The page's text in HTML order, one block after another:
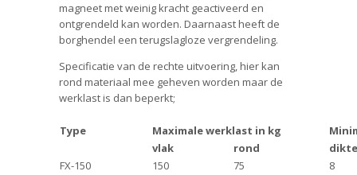
magneet met weinig kracht geactiveerd en
ontgrendeld kan worden. Daarnaast heeft de
borghendel een terugslagloze vergrendeling.
Specificatie van de rechte uitvoering, hier kan
rond materiaal mee geheven worden maar de
werklast is dan beperkt;
Type Maximale werklast in kg
vlak
rond
FX-150
150 75
8